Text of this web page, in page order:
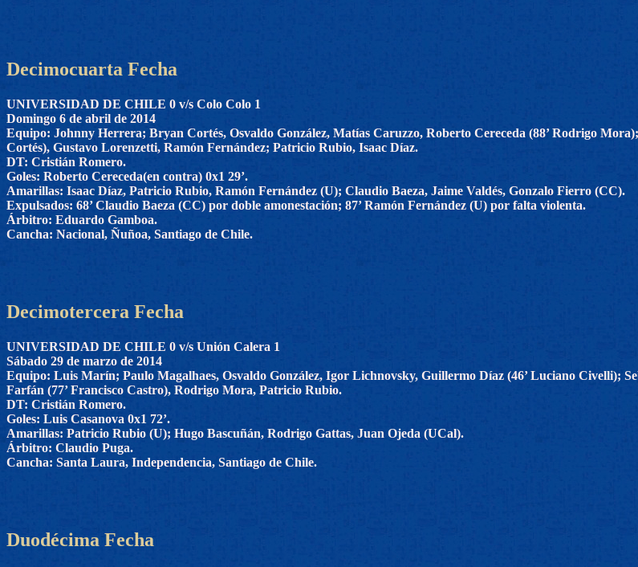
Decimocuarta Fecha
UNIVERSIDAD DE CHILE 0 v/s Colo Colo 1
Domingo 6 de abril de 2014
Equipo: Johnny Herrera; Bryan Cortés, Osvaldo González, Matías Caruzzo, Roberto Cereceda (88’ Rodrigo
Cortés), Gustavo Lorenzetti, Ramón Fernández; Patricio Rubio, Isaac Díaz.
DT: Cristián Romero.
Goles: Roberto Cereceda(en contra) 0x1 29’.
Amarillas: Isaac Díaz, Patricio Rubio, Ramón Fernández (U); Claudio Baeza, Jaime Valdés, Gonzalo Fierro (CC).
Expulsados: 68’ Claudio Baeza (CC) por doble amonestación; 87’ Ramón Fernández (U) por falta violenta.
Árbitro: Eduardo Gamboa.
Cancha: Nacional, Ñuñoa, Santiago de Chile.
Decimotercera Fecha
UNIVERSIDAD DE CHILE 0 v/s Unión Calera 1
Sábado 29 de marzo de 2014
Equipo: Luis Marín; Paulo Magalhaes, Osvaldo González, Igor Lichnovsky, Guillermo Díaz (46’ Luciano Civelli);
Farfán (77’ Francisco Castro), Rodrigo Mora, Patricio Rubio.
DT: Cristián Romero.
Goles: Luis Casanova 0x1 72’.
Amarillas: Patricio Rubio (U); Hugo Bascuñán, Rodrigo Gattas, Juan Ojeda (UCal).
Árbitro: Claudio Puga.
Cancha: Santa Laura, Independencia, Santiago de Chile.
Duodécima Fecha